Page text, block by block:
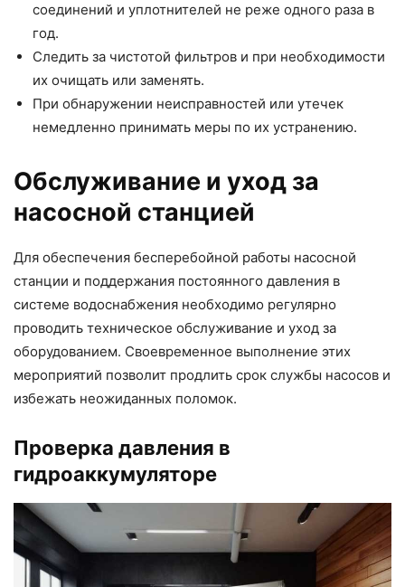
соединений и уплотнителей не реже одного раза в
год.
Следить за чистотой фильтров и при необходимости
их очищать или заменять.
При обнаружении неисправностей или утечек
немедленно принимать меры по их устранению.
Обслуживание и уход за
насосной станцией
Для обеспечения бесперебойной работы насосной
станции и поддержания постоянного давления в
системе водоснабжения необходимо регулярно
проводить техническое обслуживание и уход за
оборудованием. Своевременное выполнение этих
мероприятий позволит продлить срок службы насосов и
избежать неожиданных поломок.
Проверка давления в
гидроаккумуляторе